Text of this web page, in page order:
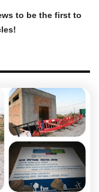
to be the first to